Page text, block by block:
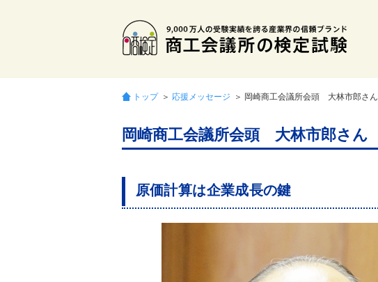
トップ ＞ 応援メッセージ ＞ 岡崎商工会議所会頭 大林市郎さん
岡崎商工会議所会頭 大林市郎さん
原価計算は企業成長の鍵